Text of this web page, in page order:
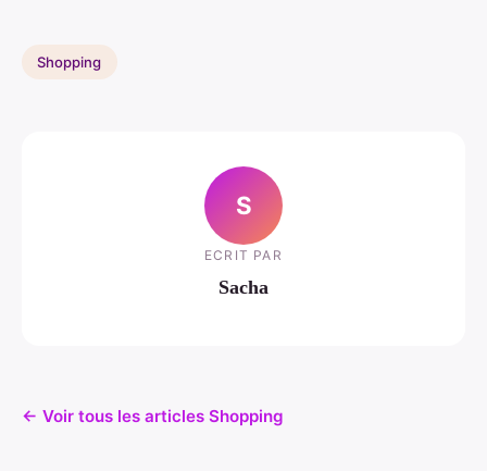
Shopping
S
ECRIT PAR
Sacha
← Voir tous les articles Shopping